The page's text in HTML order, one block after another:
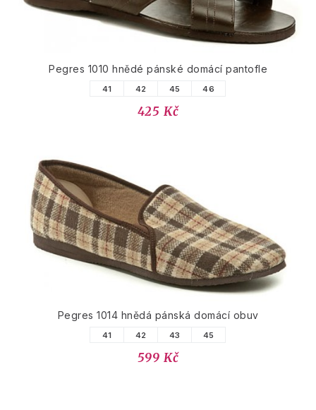
Pegres 1010 hnědé pánské domácí pantofle
41 42 45 46
425 Kč
Pegres 1014 hnědá pánská domácí obuv
41 42 43 45
599 Kč